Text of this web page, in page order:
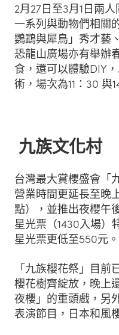
2月27日至3月1日兩
一系列與動物們相關
鸚鵡與犀鳥」秀才藝
恐龍山廣場亦有舉辦
食，還可以體驗DIY
術，場次為11：30 與
九族文化村
台灣最大賞櫻盛會「
營業時間更延長至晚
點），並推出夜櫻午
星光票（1430入場）
星光票更低至550元。
「九族櫻花祭」目
櫻花樹齊綻放，晚上
夜櫻」的重頭戲，另
表演節目，日本和風